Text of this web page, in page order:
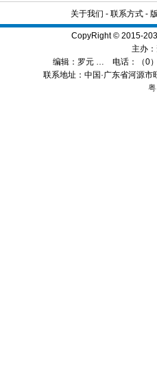
关于我们 - 联系方式-
CopyRight © 2015-
主办：
编辑： 罗元 … 电话：（0
联系地址：中国·广东省河源